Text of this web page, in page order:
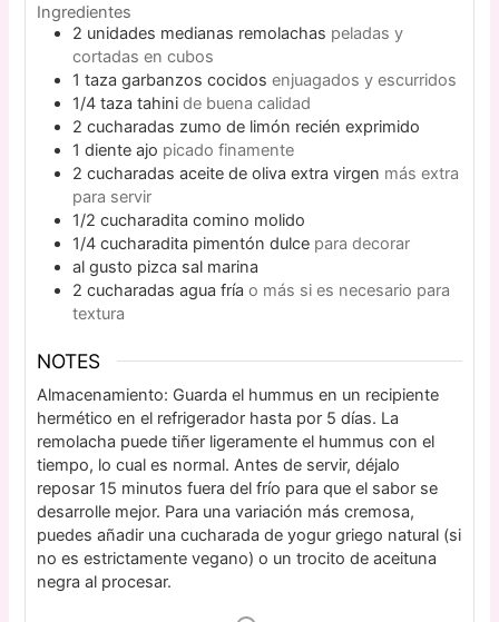
Ingredientes
2 unidades medianas remolachas peladas y
cortadas en cubos
1 taza garbanzos cocidos enjuagados y escurridos
1/4 taza tahini de buena calidad
2 cucharadas zumo de limón recién exprimido
1 diente ajo picado finamente
2 cucharadas aceite de oliva extra virgen más extra
para servir
1/2 cucharadita comino molido
1/4 cucharadita pimentón dulce para decorar
al gusto pizca sal marina
2 cucharadas agua fría o más si es necesario para
textura
NOTES
Almacenamiento: Guarda el hummus en un recipiente
hermético en el refrigerador hasta por 5 días. La
remolacha puede tiñer ligeramente el hummus con el
tiempo, lo cual es normal. Antes de servir, déjalo
reposar 15 minutos fuera del frío para que el sabor se
desarrolle mejor. Para una variación más cremosa,
puedes añadir una cucharada de yogur griego natural (si
no es estrictamente vegano) o un trocito de aceituna
negra al procesar.